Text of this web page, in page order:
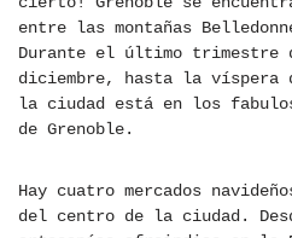
entre las montañas
Durante el último trimestre
diciembre, hasta la víspera
la ciudad está en los
de Grenoble.
Hay cuatro mercados
del centro de la ciudad.